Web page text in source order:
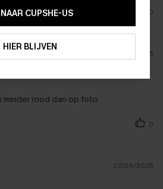
0
31/08/2025
minder rood dan op foto.
0
07/06/2025
CUPSHE-US
HIER BLIJVEN
OP 2ST+
ABONNEREN